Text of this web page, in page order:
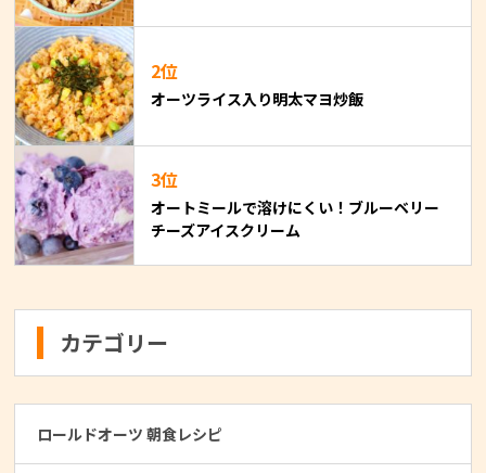
2位
オーツライス入り明太マヨ炒飯
3位
オートミールで溶けにくい！ブルーベリー
チーズアイスクリーム
カテゴリー
ロールドオーツ 朝食レシピ